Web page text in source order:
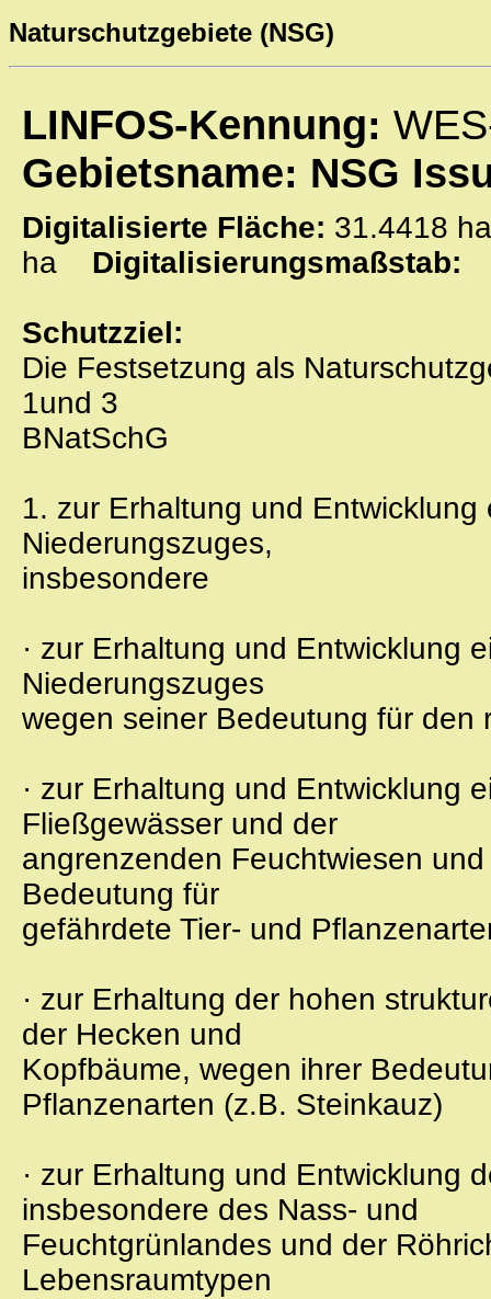
Naturschutzgebiete (NSG)
LINFOS-Kennung:
Gebietsname: NSG
Digitalisierte Fläche: 31.4418
ha Digitalisierungsmaßstab:
Schutzziel:
Die Festsetzung als
1und 3
BNatSchG
1. zur Erhaltung und
Niederungszuges,
insbesondere
· zur Erhaltung und Entwicklung
Niederungszuges
wegen seiner Bedeutung für
· zur Erhaltung und Entwicklung
Fließgewässer und der
angrenzenden Feuchtwiesen
Bedeutung für
gefährdete Tier- und
· zur Erhaltung der hohen
der Hecken und
Kopfbäume, wegen ihrer
Pflanzenarten (z.B. Steinkauz)
· zur Erhaltung und Entwicklung
insbesondere des Nass- und
Feuchtgrünlandes und der
Lebensraumtypen